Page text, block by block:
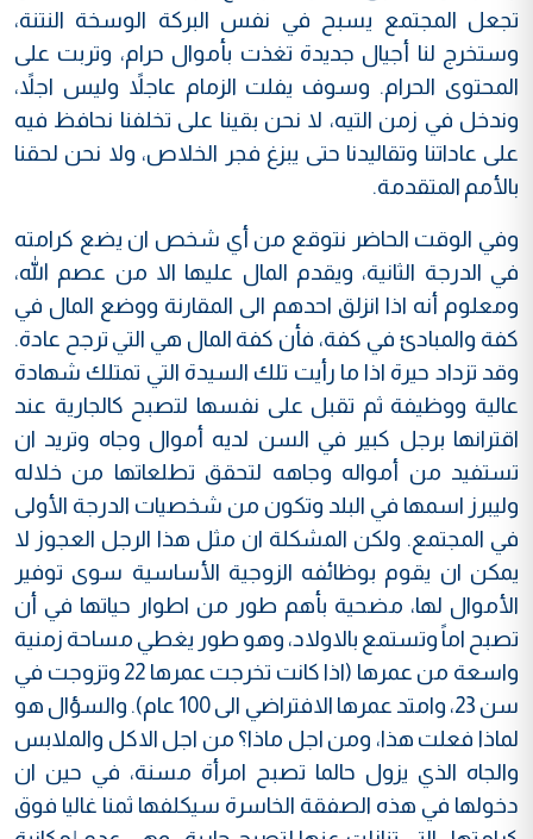
تجعل المجتمع يسبح في نفس البركة الوسخة النتنة،
وستخرج لنا أجيال جديدة تغذت بأموال حرام، وتربت على
المحتوى الحرام. وسوف يفلت الزمام عاجلاً وليس اجلاً،
وندخل في زمن التيه، لا نحن بقينا على تخلفنا نحافظ فيه
على عاداتنا وتقاليدنا حتى يبزغ فجر الخلاص، ولا نحن لحقنا
بالأمم المتقدمة.
وفي الوقت الحاضر نتوقع من أي شخص ان يضع كرامته
في الدرجة الثانية، ويقدم المال عليها الا من عصم الله،
ومعلوم أنه اذا انزلق احدهم الى المقارنة ووضع المال في
كفة والمبادئ في كفة، فأن كفة المال هي التي ترجح عادة.
وقد تزداد حيرة اذا ما رأيت تلك السيدة التي تمتلك شهادة
عالية ووظيفة ثم تقبل على نفسها لتصبح كالجارية عند
اقترانها برجل كبير في السن لديه أموال وجاه وتريد ان
تستفيد من أمواله وجاهه لتحقق تطلعاتها من خلاله
وليبرز اسمها في البلد وتكون من شخصيات الدرجة الأولى
في المجتمع. ولكن المشكلة ان مثل هذا الرجل العجوز لا
يمكن ان يقوم بوظائفه الزوجية الأساسية سوى توفير
الأموال لها، مضحية بأهم طور من اطوار حياتها في أن
تصبح اماً وتستمع بالاولاد، وهو طور يغطي مساحة زمنية
واسعة من عمرها (اذا كانت تخرجت عمرها 22 وتزوجت في
سن 23، وامتد عمرها الافتراضي الى 100 عام). والسؤال هو
لماذا فعلت هذا، ومن اجل ماذا؟ من اجل الاكل والملابس
والجاه الذي يزول حالما تصبح امرأة مسنة، في حين ان
دخولها في هذه الصفقة الخاسرة سيكلفها ثمنا غاليا فوق